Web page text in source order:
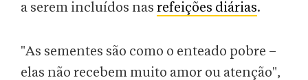
a serem incluídos nas refeições diárias.
"As sementes são como o enteado pobre –
elas não recebem muito amor ou atenção",